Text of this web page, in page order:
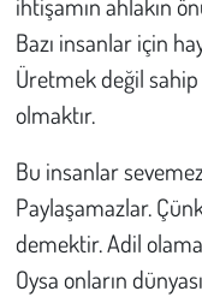
Bazı insanlar için
Üretmek değil
olmaktır.
Bu insanlar
Paylaşamazlar.
demektir. Adil
Oysa onların